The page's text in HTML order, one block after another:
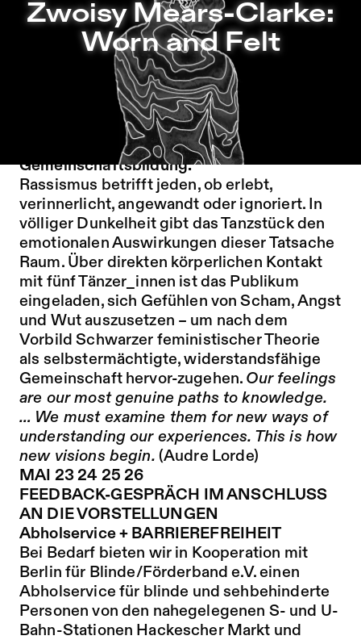
Zu Programm springen
Zu Aktuelles springen
Zu Seiten springen
Zwoisy Mears-Clarke: Worn and Felt – Sophiensæle |
Zwoisy Mears-Clarke:
Worn and Felt
Ein nicht-visuelles Tanzstück über
Rassismus, Widerstandsfähigkeit und
Gemeinschaftsbildung.
Rassismus betrifft jeden, ob erlebt,
verinnerlicht, angewandt oder ignoriert. In
völliger Dunkelheit gibt das Tanzstück den
emotionalen Auswirkungen dieser Tatsache
Raum. Über direkten körperlichen Kontakt
mit fünf Tänzer_innen ist das Publikum
eingeladen, sich Gefühlen von Scham, Angst
und Wut auszusetzen – um nach dem
Vorbild Schwarzer feministischer Theorie
als selbstermächtigte, widerstandsfähige
Gemeinschaft hervor-zugehen. Our feelings
are our most genuine paths to knowledge.
… We must examine them for new ways of
understanding our experiences. This is how
new visions begin. (Audre Lorde)
MAI 23 24 25 26
FEEDBACK-GESPRÄCH IM ANSCHLUSS
AN DIE VORSTELLUNGEN
Abholservice + BARRIEREFREIHEIT
Bei Bedarf bieten wir in Kooperation mit
Berlin für Blinde/Förderband e.V.einen
Abholservice für blinde und sehbehinderte
Personen von den nahegelegenen S- und U-
Bahn-Stationen Hackescher Markt und